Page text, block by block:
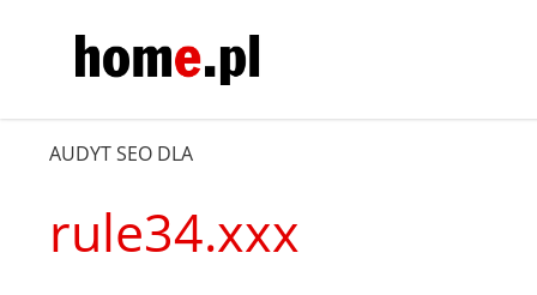
AUDYT SEO DLA
rule34.xxx